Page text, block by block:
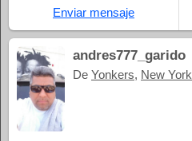
Enviar mensaje
andres777_garido
De Yonkers, New York